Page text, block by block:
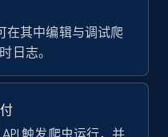
Followers,
Specialties, and
在其中编辑与调试爬
日志。